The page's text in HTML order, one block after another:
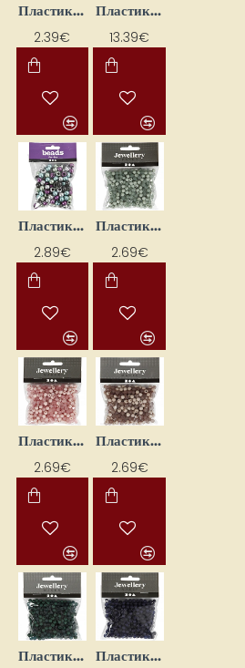
Пластиковые бусины «Сердца» (24 шт.)
2.39€
Пластиковые бусины микс (700 мл)
13.39€
Пластиковые бусины — металлизированный цвет (D10 мм, 125 мл)
2.89€
Пластиковые бусины — светло-зелёные (6 мм, 40 г)
2.69€
Пластиковые бусины — светло-розовые (6 мм, 40 г)
2.69€
Пластиковые бусины — светло-серые (6 мм, 40 г)
2.69€
Пластиковые бусины — тёмно-зелёные (6 мм, 40 г) Пластиковые бусины — тёмно-синие (6 мм, 40 г)